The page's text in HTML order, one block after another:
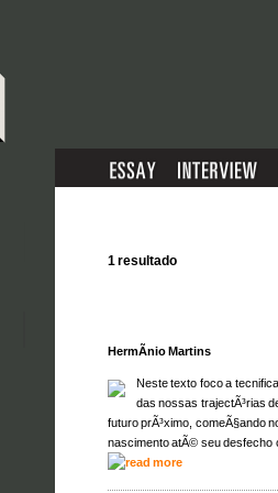
1 resultado
HermÃ­nio Martins
Neste texto foco a
das nossas trajectÃ³rias
futuro prÃ³ximo, comeÃ§ando
nascimento atÃ© seu desfecho